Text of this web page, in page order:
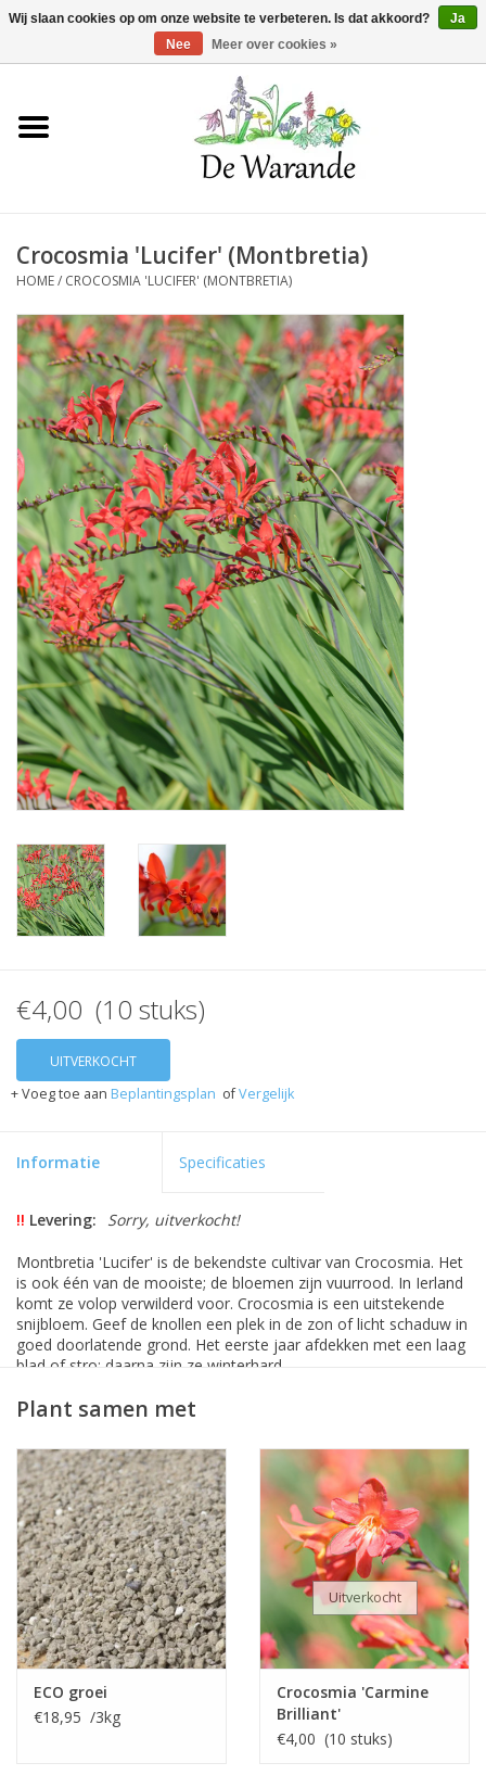
Winkelwagen >0 Artikelen - €0,00
Home
Voorjaarsbloeiers
Zomerbloeiers
Herfstbloeiers
Schaduwplanten
Aanbiedingen
Bodemverbetering
Overige producten
Advies
Onze tuinen!
Sterke Bollen Dagen
Nieuws
Crocosmia 'Lucifer' (Montbretia)
HOME/ CROCOSMIA 'LUCIFER' (MONTBRETIA)
€4,00 (10 stuks)
UITVERKOCHT
+ Voeg toe aan Beplantingsplan ofVergelijk
Informatie Specificaties
!! Levering: Sorry, uitverkocht!
Montbretia 'Lucifer' is de bekendste cultivar van Crocosmia. Het
is ook één van de mooiste; de bloemen zijn vuurrood. In Ierland
komt ze volop verwilderd voor. Crocosmia is een uitstekende
snijbloem. Geef de knollen een plek in de zon of licht schaduw in
goed doorlatende grond. Het eerste jaar afdekken met een laag
blad of stro; daarna zijn ze winterhard.
Plant samen met
ECO groei
€18,95 /3kg
Uitverkocht
Crocosmia 'Carmine
Brilliant'
€4,00 (10 stuks)
Wij slaan cookies op om onze website te verbeteren. Is dat akkoord?
Ja
Nee
Meer over cookies »